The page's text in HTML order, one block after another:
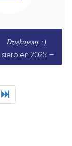
Dziękujemy :)
2025